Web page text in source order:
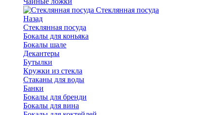
Стеклянная посуда
Назад
Стеклянная посуда
Бокалы для коньяка
Бокалы шале
Декантеры
Бутылки
Кружки из стекла
Стаканы для воды
Банки
Бокалы для бренди
Бокалы для вина